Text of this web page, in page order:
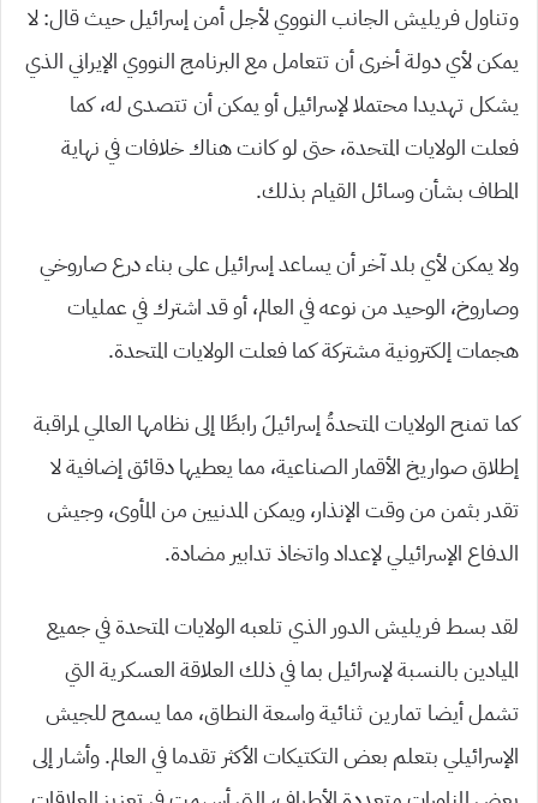
وتناول فريليش الجانب النووي لأجل أمن إسرائيل حيث قال: لا
يمكن لأي دولة أخرى أن تتعامل مع البرنامج النووي الإيراني الذي
يشكل تهديدا محتملا لإسرائيل أو يمكن أن تتصدى له، كما
فعلت الولايات المتحدة، حتى لو كانت هناك خلافات في نهاية
المطاف بشأن وسائل القيام بذلك.
ولا يمكن لأي بلد آخر أن يساعد إسرائيل على بناء درع صاروخي
وصاروخ، الوحيد من نوعه في العالم، أو قد اشترك في عمليات
هجمات إلكترونية مشتركة كما فعلت الولايات المتحدة.
كما تمنح الولايات المتحدةُ إسرائيلَ رابطًا إلى نظامها العالمي لمراقبة
إطلاق صواريخ الأقمار الصناعية، مما يعطيها دقائق إضافية لا
تقدر بثمن من وقت الإنذار، ويمكن المدنيين من المأوى، وجيش
الدفاع الإسرائيلي لإعداد واتخاذ تدابير مضادة.
لقد بسط فريليش الدور الذي تلعبه الولايات المتحدة في جميع
الميادين بالنسبة لإسرائيل بما في ذلك العلاقة العسكرية التي
تشمل أيضا تمارين ثنائية واسعة النطاق، مما يسمح للجيش
الإسرائيلي بتعلم بعض التكتيكات الأكثر تقدما في العالم. وأشار إلى